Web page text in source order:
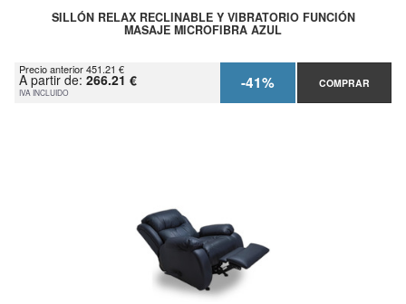
SILLÓN RELAX RECLINABLE Y VIBRATORIO FUNCIÓN
MASAJE MICROFIBRA AZUL
Precio anterior 451.21 €
A partir de: 266.21 €
IVA INCLUIDO -41% COMPRAR